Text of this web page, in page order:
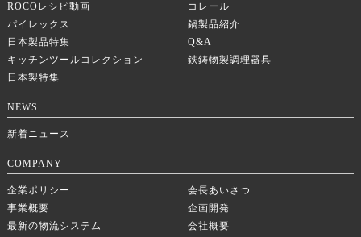
ROCOレシピ動画
コレール
パイレックス
鍋製品紹介
日本製品特集
Q&A
キッチンツールコレクション
鉄鋳物製調理器具
日本製特集
NEWS
新着ニュース
COMPANY
企業ポリシー
会長あいさつ
事業概要
企画開発
最新の物流システム
会社概要